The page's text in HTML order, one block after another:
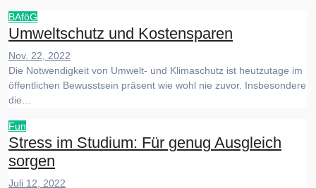
BAföG
Umweltschutz und Kostensparen
Nov. 22, 2022
Die Notwendigkeit von Umwelt- und Klimaschutz ist heutzutage im
öffentlichen Bewusstsein präsent wie wohl nie zuvor. Insbesondere
die…
Fun
Stress im Studium: Für genug Ausgleich
sorgen
Juli 12, 2022